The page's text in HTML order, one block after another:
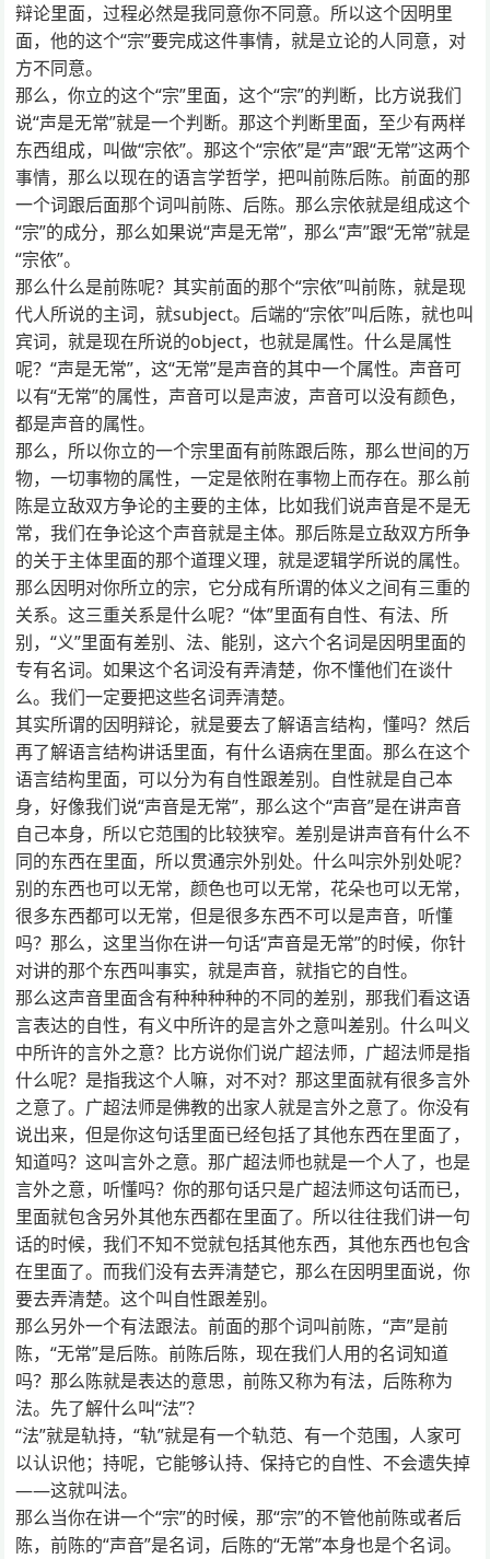
辩论里面，过程必然是我同意你不同意。所以这个因明里
面，他的这个“宗”要完成这件事情，就是立论的人同意，对
方不同意。
那么，你立的这个“宗”里面，这个“宗”的判断，比方说我们
说“声是无常”就是一个判断。那这个判断里面，至少有两样
东西组成，叫做“宗依”。那这个“宗依”是“声”跟“无常”这两个
事情，那么以现在的语言学哲学，把叫前陈后陈。前面的那
一个词跟后面那个词叫前陈、后陈。那么宗依就是组成这个
“宗”的成分，那么如果说“声是无常”，那么“声”跟“无常”就是
“宗依”。
那么什么是前陈呢？其实前面的那个“宗依”叫前陈，就是现
代人所说的主词，就subject。后端的“宗依”叫后陈，就也叫
宾词，就是现在所说的object，也就是属性。什么是属性
呢？“声是无常”，这“无常”是声音的其中一个属性。声音可
以有“无常”的属性，声音可以是声波，声音可以没有颜色，
都是声音的属性。
那么，所以你立的一个宗里面有前陈跟后陈，那么世间的万
物，一切事物的属性，一定是依附在事物上而存在。那么前
陈是立敌双方争论的主要的主体，比如我们说声音是不是无
常，我们在争论这个声音就是主体。那后陈是立敌双方所争
的关于主体里面的那个道理义理，就是逻辑学所说的属性。
那么因明对你所立的宗，它分成有所谓的体义之间有三重的
关系。这三重关系是什么呢？“体”里面有自性、有法、所
别，“义”里面有差别、法、能别，这六个名词是因明里面的
专有名词。如果这个名词没有弄清楚，你不懂他们在谈什
么。我们一定要把这些名词弄清楚。
其实所谓的因明辩论，就是要去了解语言结构，懂吗？然后
再了解语言结构讲话里面，有什么语病在里面。那么在这个
语言结构里面，可以分为有自性跟差别。自性就是自己本
身，好像我们说“声音是无常”，那么这个“声音”是在讲声音
自己本身，所以它范围的比较狭窄。差别是讲声音有什么不
同的东西在里面，所以贯通宗外别处。什么叫宗外别处呢？
别的东西也可以无常，颜色也可以无常，花朵也可以无常，
很多东西都可以无常，但是很多东西不可以是声音，听懂
吗？那么，这里当你在讲一句话“声音是无常”的时候，你针
对讲的那个东西叫事实，就是声音，就指它的自性。
那么这声音里面含有种种种种的不同的差别，那我们看这语
言表达的自性，有义中所许的是言外之意叫差别。什么叫义
中所许的言外之意？比方说你们说广超法师，广超法师是指
什么呢？是指我这个人嘛，对不对？那这里面就有很多言外
之意了。广超法师是佛教的出家人就是言外之意了。你没有
说出来，但是你这句话里面已经包括了其他东西在里面了，
知道吗？这叫言外之意。那广超法师也就是一个人了，也是
言外之意，听懂吗？你的那句话只是广超法师这句话而已，
里面就包含另外其他东西都在里面了。所以往往我们讲一句
话的时候，我们不知不觉就包括其他东西，其他东西也包含
在里面了。而我们没有去弄清楚它，那么在因明里面说，你
要去弄清楚。这个叫自性跟差别。
那么另外一个有法跟法。前面的那个词叫前陈，“声”是前
陈，“无常”是后陈。前陈后陈，现在我们人用的名词知道
吗？那么陈就是表达的意思，前陈又称为有法，后陈称为
法。先了解什么叫“法”？
“法”就是轨持，“轨”就是有一个轨范、有一个范围，人家可
以认识他；持呢，它能够认持、保持它的自性、不会遗失掉
——这就叫法。
那么当你在讲一个“宗”的时候，那“宗”的不管他前陈或者后
陈，前陈的“声音”是名词，后陈的“无常”本身也是个名词。